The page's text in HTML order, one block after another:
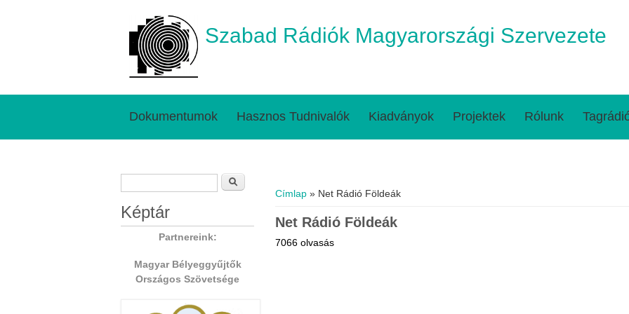
Szabad Rádiók Magyarországi Szervezete
Dokumentumok Hasznos Tudnivalók Kiadványok Projektek Rólunk
Címlap » Net Rádió Földeák
Net Rádió Földeák
7066 olvasás
Keresés űrlap
Képtár
Partnereink:
Magyar Bélyeggyűjtők
Országos Szövetsége